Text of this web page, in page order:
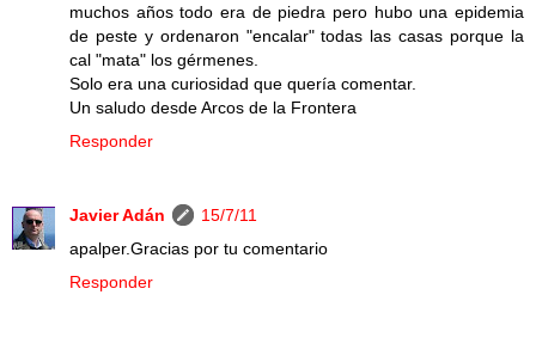
muchos años todo era de piedra pero hubo una epidemia
de peste y ordenaron "encalar" todas las casas porque la
cal "mata" los gérmenes.
Solo era una curiosidad que quería comentar.
Un saludo desde Arcos de la Frontera
Responder
Javier Adán
15/7/11
apalper.Gracias por tu comentario
Responder